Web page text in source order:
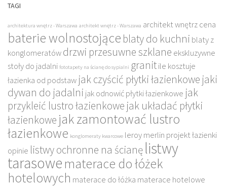
TAGI
architektura wnętrz - Warszawa architekt wnętrz - Warszawa architekt wnętrz cena
baterie wolnostojące blaty do kuchni blaty z
konglomeratówdrzwi przesuwne szklane ekskluzywne
stoły do jadalni fototapety na ścianę do sypialni granitile kosztuje
łazienka od podstaw jak czyścić płytki łazienkowe jaki
dywan do jadalni jak odnowić płytki łazienkowe jak
przykleić lustro łazienkowe jak układać płytki
łazienkowe jak zamontować lustro
łazienkowe konglomeraty kwarcowe leroy merlin projekt łazienki
opinie listwy ochronne na ścianęlistwy
tarasowematerace do łóżek
hotelowych materace do łóżka materace hotelowe